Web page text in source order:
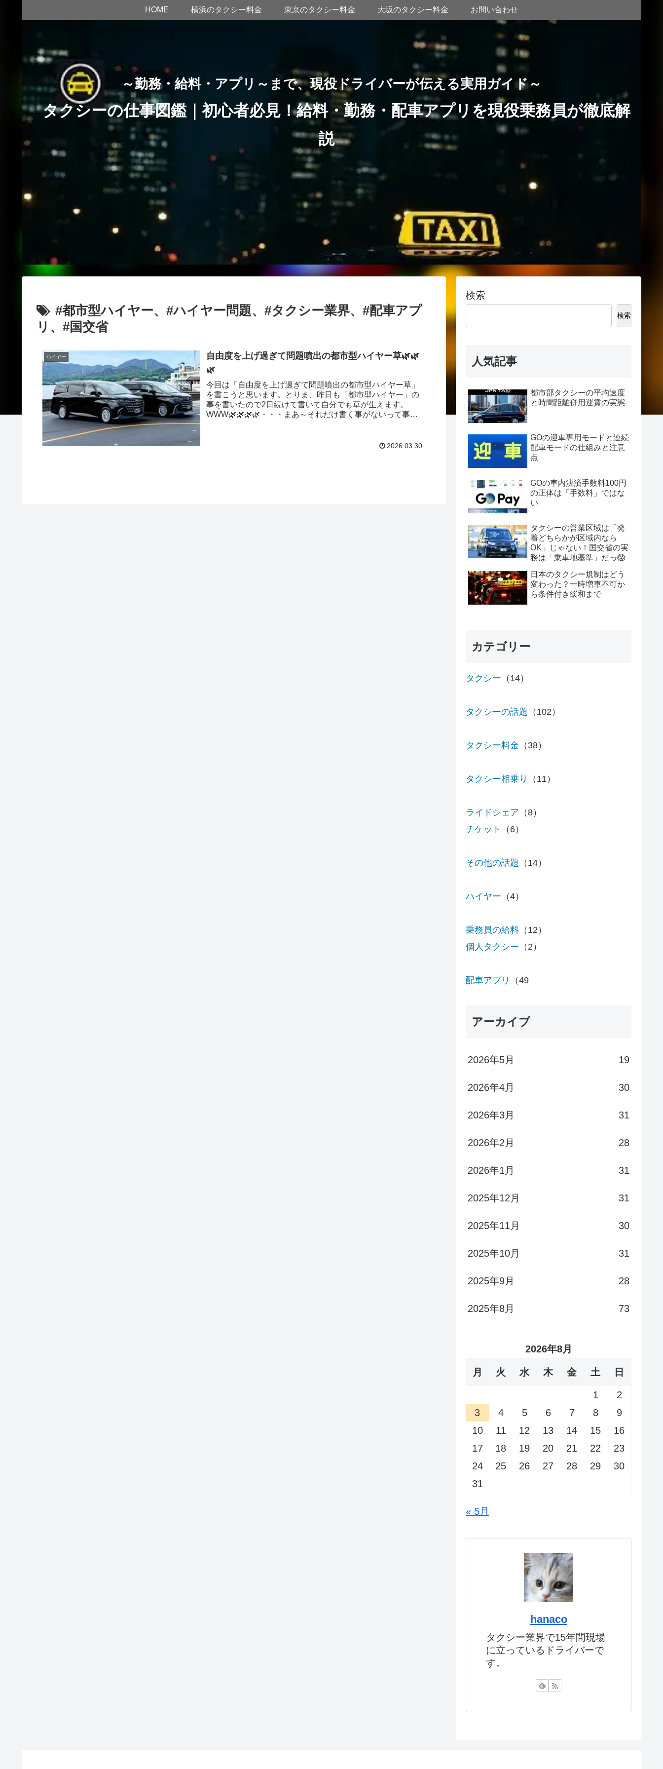
～勤務・給料・アプリ～まで、現役ドライバーが伝える実用ガイド～
タクシーの仕事図鑑｜初心者必見！給料・勤務・配車アプリを現役乗務員が徹底解
説
HOME 横浜のタクシー料金 東京のタクシー料金 大坂のタクシー料金 お問い合わせ
#都市型ハイヤー、#ハイヤー問題、#タクシー業界、#配車アプ
リ、#国交省
ハイヤー
自由度を上げ過ぎて問題噴出の都市型ハイヤー草🌿🌿
🌿
今回は「自由度を上げ過ぎて問題噴出の都市型ハイヤー草」
を書こうと思います。とりま、昨日も「都市型ハイヤー」の
事を書いたので2日続けて書いて自分でも草が生えます。
WWW🌿🌿🌿🌿・・・まあ～それだけ書く事がないって事で
2026.03.30
検索
検索
人気記事
都市部タクシーの平均速度
と時間距離併用運賃の実態
GOの迎車専用モードと連続
配車モードの仕組みと注意
点
GOの車内決済手数料100円
の正体は「手数料」ではな
い
タクシーの営業区域は「発
着どちらかが区域内なら
OK」じゃない！国交省の実
務は「乗車地基準」だっ😱
日本のタクシー規制はどう
変わった？一時増車不可か
ら条件付き緩和まで
カテゴリー
タクシー （14）
タクシーの話題 （102）
タクシー料金 （38）
タクシー相乗り （11）
ライドシェア （8）
チケット
（6）
その他の話題 （14）
ハイヤー （4）
乗務員の給料 （12）
個人タクシー （2）
配車アプリ （49
アーカイブ
2026年5月 19
2026年4月 30
2026年3月 31
2026年2月 28
2026年1月 31
2025年12月 31
2025年11月 30
2025年10月 31
2025年9月 28
2025年8月 73
2026年8月
月 火 水 木 金 土 日
1
2
3
4 5 6 7 8
9
10
11 12 13 14 15
16
17
18 19 20 21 22
23
24
25 26 27 28 29
30
31
« 5月
hanaco
タクシー業界で15年間現場
に立っているドライバーで
す。